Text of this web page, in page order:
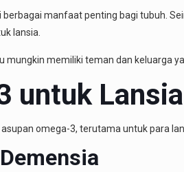
manfaat penting bagi tubuh.
lansia.
mungkin memiliki teman dan keluarga
untuk Lansia
omega-3, terutama untuk para